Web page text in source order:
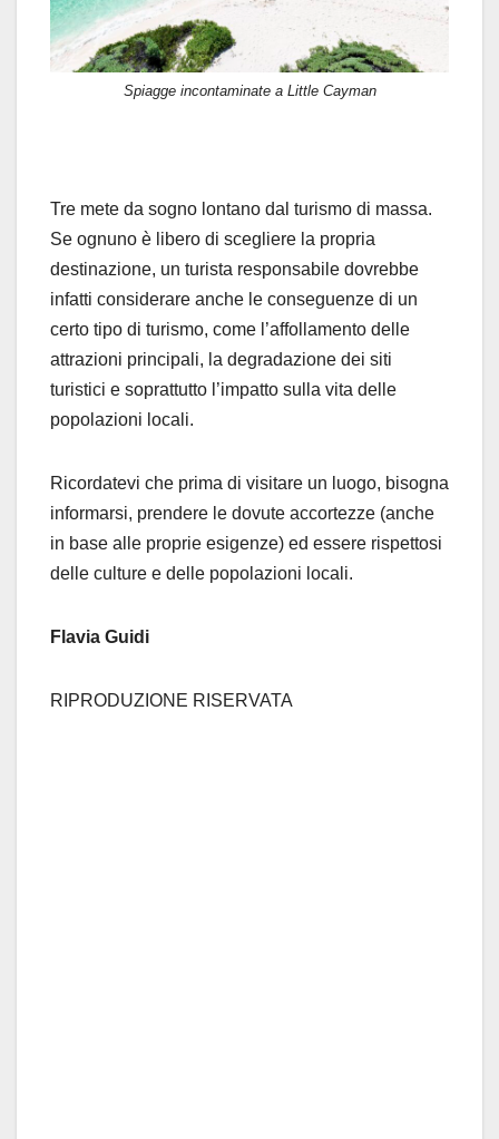
Spiagge incontaminate a Little Cayman
Tre mete da sogno lontano dal turismo di massa.
Se ognuno è libero di scegliere la propria
destinazione, un turista responsabile dovrebbe
infatti considerare anche le conseguenze di un
certo tipo di turismo, come l’affollamento delle
attrazioni principali, la degradazione dei siti
turistici e soprattutto l’impatto sulla vita delle
popolazioni locali.
Ricordatevi che prima di visitare un luogo, bisogna
informarsi, prendere le dovute accortezze (anche
in base alle proprie esigenze) ed essere rispettosi
delle culture e delle popolazioni locali.
Flavia Guidi
RIPRODUZIONE RISERVATA